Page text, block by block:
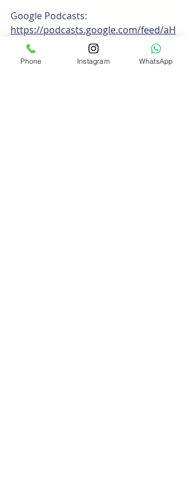
Google Podcasts:
https://podcasts.google.com/feed/aH
R0cHM6Ly9hbmNob3IuZm0vcy8yOG
Q1MzI1Yy9wb2RjYXN0L3Jzcw==
Phone Instagram WhatsApp